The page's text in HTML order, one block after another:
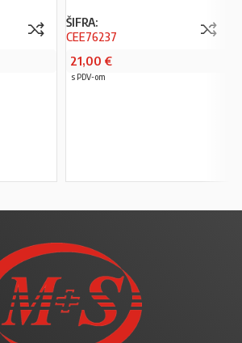
ŠIFRA:
CEE76237
21,00 €
s PDV-om